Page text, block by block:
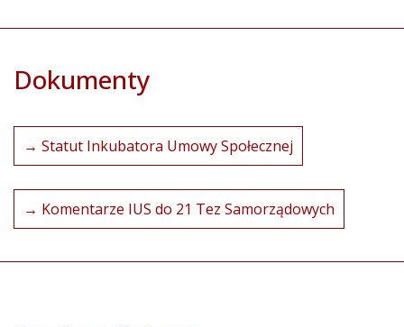
Dokumenty
→ Statut Inkubatora Umowy Społecznej
→ Komentarze IUS do 21 Tez Samorządowych